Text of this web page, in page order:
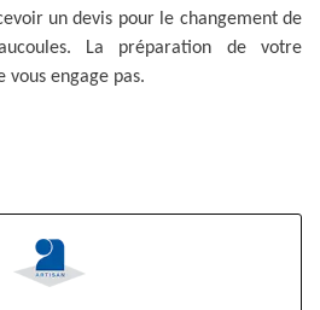
un devis pour le changement de
La préparation de votre
engage pas.